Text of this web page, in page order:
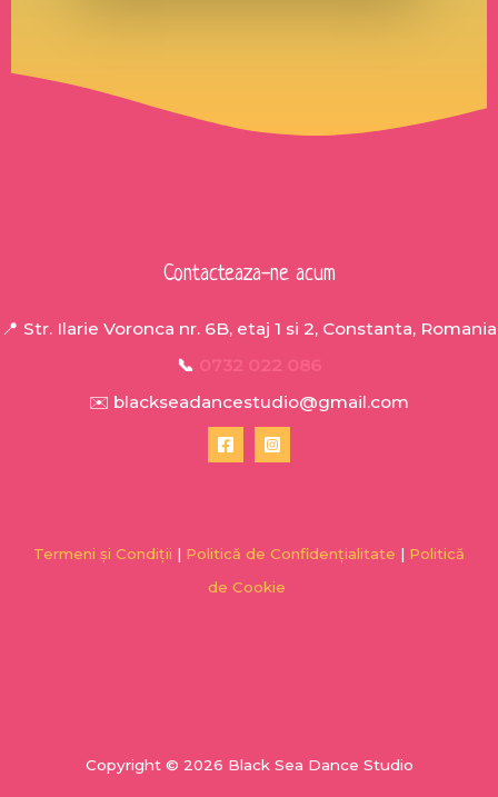
Contacteaza-ne acum
📍 Str. Ilarie Voronca nr. 6B, etaj 1 si 2, Constanta, Romania
📞
✉️ blackseadancestudio@gmail.com
Termeni și Condiții | Politică de Confidențialitate | Politică
de Cookie
Copyright © 2026 Black Sea Dance Studio